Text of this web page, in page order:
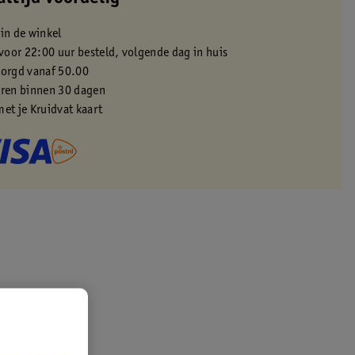
de winkel
22:00 uur besteld, volgende dag in huis
vanaf 50.00
binnen 30 dagen
je Kruidvat kaart